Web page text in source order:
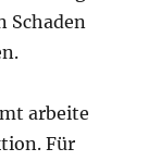
Schaden
arbeite
Für